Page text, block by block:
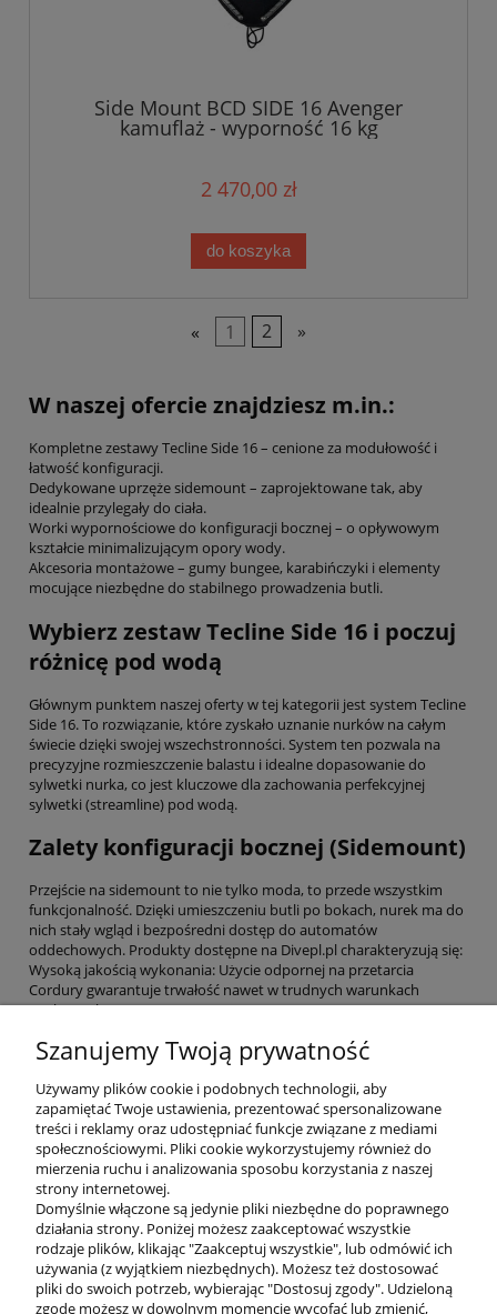
Side Mount BCD SIDE 16 Avenger
kamuflaż - wyporność 16 kg
2 470,00 zł
do koszyka
« 1 2 »
W naszej ofercie znajdziesz m.in.:
Kompletne zestawy Tecline Side 16 – cenione za modułowość i
łatwość konfiguracji.
Dedykowane uprzęże sidemount – zaprojektowane tak, aby
idealnie przylegały do ciała.
Worki wypornościowe do konfiguracji bocznej – o opływowym
kształcie minimalizującym opory wody.
Akcesoria montażowe – gumy bungee, karabińczyki i elementy
mocujące niezbędne do stabilnego prowadzenia butli.
Wybierz zestaw Tecline Side 16 i poczuj
różnicę pod wodą
Głównym punktem naszej oferty w tej kategorii jest system Tecline
Side 16. To rozwiązanie, które zyskało uznanie nurków na całym
świecie dzięki swojej wszechstronności. System ten pozwala na
precyzyjne rozmieszczenie balastu i idealne dopasowanie do
sylwetki nurka, co jest kluczowe dla zachowania perfekcyjnej
sylwetki (streamline) pod wodą.
Zalety konfiguracji bocznej (Sidemount)
Przejście na sidemount to nie tylko moda, to przede wszystkim
funkcjonalność. Dzięki umieszczeniu butli po bokach, nurek ma do
nich stały wgląd i bezpośredni dostęp do automatów
oddechowych. Produkty dostępne na Divepl.pl charakteryzują się:
Wysoką jakością wykonania: Użycie odpornej na przetarcia
Cordury gwarantuje trwałość nawet w trudnych warunkach
wrakowych.
komponentów uprzęży czy dodawania kieszeni balastowych.
Niskim profilem: Systemy sidemount dostępne w naszej witrynie
pozwalają na pokonywanie wąskich zacisków i szczelin.
Skonfiguruj swój idealny system boczny
Niezależnie od tego, czy dopiero zaczynasz przygodę z
konfiguracją boczną, czy jesteś doświadczonym nurkiem
jaskiniowym, znajdziesz u nas odpowiednie komponenty do
sidemountu. Od wytrzymałych gum bungee po kompletne worki
wypornościowe – każdy element sprzętu w Divepl.pl został
wybrany z myślą o najwyższych standardach bezpieczeństwa.
Zapraszamy do zapoznania się z dostępnymi produktami i
Szanujemy Twoją prywatność
Używamy plików cookie i podobnych technologii, aby
zapamiętać Twoje ustawienia, prezentować spersonalizowane
treści i reklamy oraz udostępniać funkcje związane z mediami
społecznościowymi. Pliki cookie wykorzystujemy również do
mierzenia ruchu i analizowania sposobu korzystania z naszej
strony internetowej.
Domyślnie włączone są jedynie pliki niezbędne do poprawnego
działania strony. Poniżej możesz zaakceptować wszystkie
rodzaje plików, klikając "Zaakceptuj wszystkie", lub odmówić ich
używania (z wyjątkiem niezbędnych). Możesz też dostosować
pliki do swoich potrzeb, wybierając "Dostosuj zgody". Udzieloną
zgodę możesz w dowolnym momencie wycofać lub zmienić,